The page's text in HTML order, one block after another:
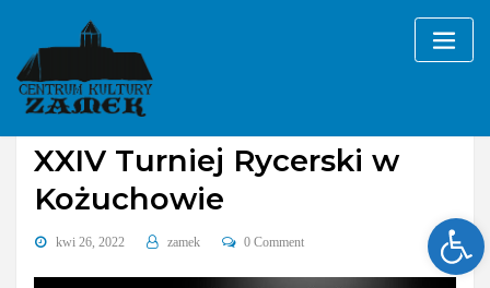
content
Bez kategorii
XXIV Turniej Rycerski w
Kożuchowie
kwi 26, 2022 zamek 0 Comment